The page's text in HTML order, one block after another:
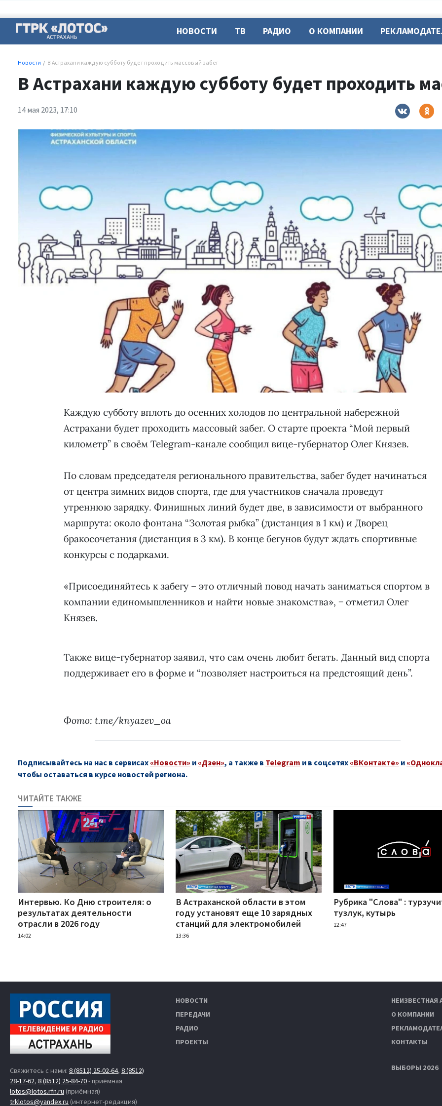
НОВОСТИ ТВ РАДИО О КОМПАНИИ
Новости В Астрахани каждую субботу будет проходить массовый забег
В Астрахани каждую субботу будет проходить
14 мая 2023, 17:10
Каждую субботу вплоть до осенних холодов по центральной набережной
Астрахани будет проходить массовый забег. О старте проекта “Мой первый
километр” в своём Telegram-канале сообщил вице-губернатор Олег Князев.
По словам председателя регионального правительства, забег будет начинаться
от центра зимних видов спорта, где для участников сначала проведут
утреннюю зарядку. Финишных линий будет две, в зависимости от выбранного
маршрута: около фонтана “Золотая рыбка” (дистанция в 1 км) и Дворец
бракосочетания (дистанция в 3 км). В конце бегунов будут ждать спортивные
конкурсы с подарками.
«Присоединяйтесь к забегу – это отличный повод начать заниматься спортом в
компании единомышленников и найти новые знакомства», − отметил Олег
Князев.
Также вице-губернатор заявил, что сам очень любит бегать. Данный вид спорта
поддерживает его в форме и “позволяет настроиться на предстоящий день”.
Фото: t.me/knyazev_oa
Подписывайтесь на нас в сервисах «Новости» и «Дзен», а также в Telegram и в соцсетях «ВКонтакте» и
чтобы оставаться в курсе новостей региона.
ЧИТАЙТЕ ТАКЖЕ
Интервью. Ко Дню строителя: о
результатах деятельности
отрасли в 2026 году
14:02
В Астраханской области в этом
году установят еще 10 зарядных
станций для электромобилей
13:36
Рубрика "Слова" :
тузлук, кутырь
12:47
Свяжитесь с нами: 8 (8512) 25-02-64, 8 (8512)
28-17-62, 8 (8512) 25-84-70- приёмная
lotos@lotos.rfn.ru (приёмная)
trklotos@yandex.ru (интернет-редакция)
НОВОСТИ
ПЕРЕДАЧИ
РАДИО
ПРОЕКТЫ
НЕИЗВЕСТНАЯ
О КОМПАНИИ
КОНТАКТЫ
ВЫБОРЫ 2026